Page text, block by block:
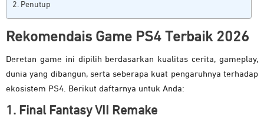
Penutup
Rekomendais Game PS4 Terbaik 2026
Deretan game ini dipilih berdasarkan kualitas cerita, gameplay,
dunia yang dibangun, serta seberapa kuat pengaruhnya terhadap
ekosistem PS4. Berikut daftarnya untuk Anda:
1. Final Fantasy VII Remake